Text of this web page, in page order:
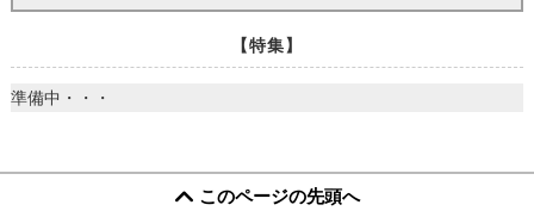
【特集】
準備中・・・
このページの先頭へ